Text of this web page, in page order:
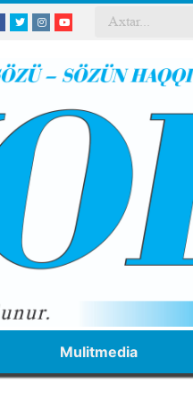
Mulitmedia